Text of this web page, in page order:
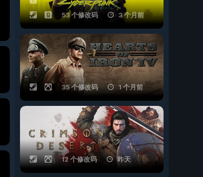
53 个修改码 3 个月前
35 个修改码 1 个月前
12 个修改码 昨天